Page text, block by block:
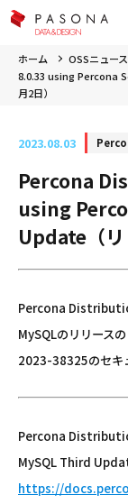
ホーム OSSニュース
8.0.33 using Percona
月2日）
2023.08.03
Percona
using
Update（リ
Percona
MySQLのリリース
2023-38325のセキ
Percona
MySQL Third
https://